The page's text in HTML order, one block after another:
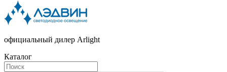
официальный дилер Arlight
Каталог